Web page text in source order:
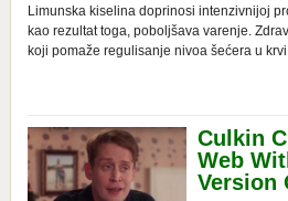
Limunska kiselina doprinosi intenzivnijoj
kao rezultat toga, poboljšava varenje.
koji pomaže regulisanje nivoa šećera u